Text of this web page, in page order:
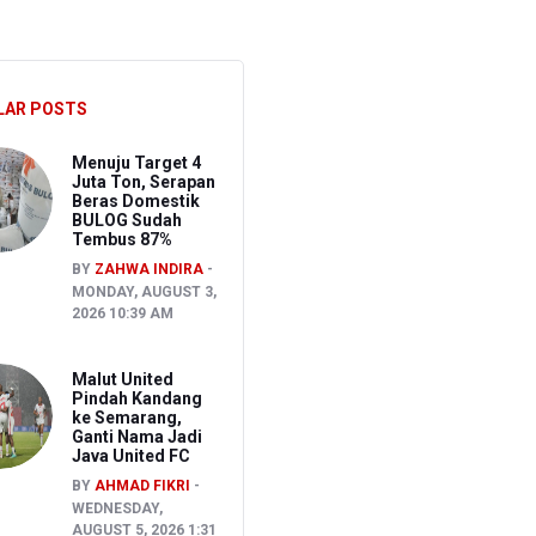
Asal
TPPU
POSTS
Menuju Target 4
Juta Ton, Serapan
Beras Domestik
BULOG Sudah
Tembus 87%
BY ZAHWA INDIRA
MONDAY, AUGUST 3,
2026 10:39 AM
Malut United
Pindah Kandang
ke Semarang,
Ganti Nama Jadi
Java United FC
BY AHMAD FIKRI
WEDNESDAY,
AUGUST 5, 2026 1:31